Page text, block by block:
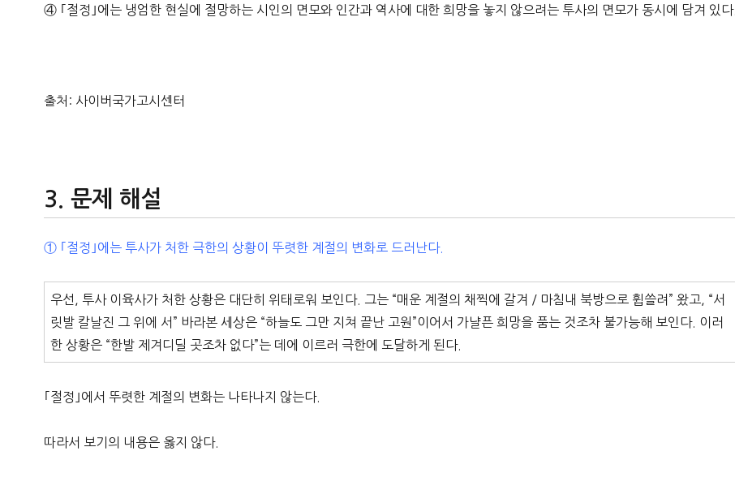
④ ｢절정｣에는 냉엄한 현실에 절망하는 시인의 면모와 인간과 역사에 대한 희망을 놓지 않으려는 투사의 면모가 동시에 담겨 있다.
출처: 사이버국가고시센터
문제 해설
① ｢절정｣에는 투사가 처한 극한의 상황이 뚜렷한 계절의 변화로 드러난다.
우선, 투사 이육사가 처한 상황은 대단히 위태로워 보인다. 그는 “매운 계절의 채찍에 갈겨 / 마침내 북방으로 휩쓸려” 왔고, “서
릿발 칼날진 그 위에 서” 바라본 세상은 “하늘도 그만 지쳐 끝난 고원”이어서 가냘픈 희망을 품는 것조차 불가능해 보인다. 이러
한 상황은 “한발 제겨디딜 곳조차 없다”는 데에 이르러 극한에 도달하게 된다.
｢절정｣에서 뚜렷한 계절의 변화는 나타나지 않는다.
따라서 보기의 내용은 옳지 않다.